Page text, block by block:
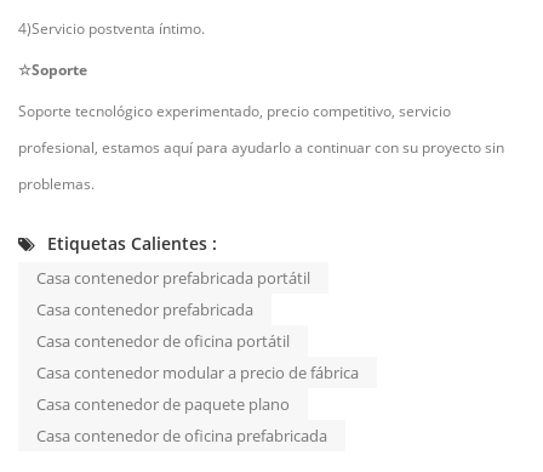
4)Servicio postventa íntimo.
☆Soporte
Soporte tecnológico experimentado, precio competitivo, servicio
profesional, estamos aquí para ayudarlo a continuar con su proyecto sin
problemas.
Etiquetas Calientes :
Casa contenedor prefabricada portátil
Casa contenedor prefabricada
Casa contenedor de oficina portátil
Casa contenedor modular a precio de fábrica
Casa contenedor de paquete plano
Casa contenedor de oficina prefabricada